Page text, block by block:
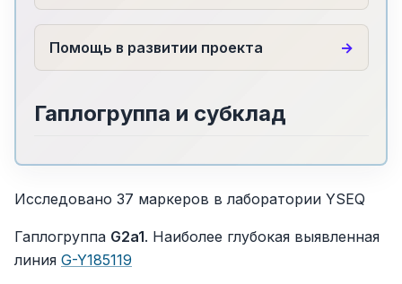
Помощь в развитии проекта
Гаплогруппа и субклад
Исследовано 37 маркеров в лаборатории YSEQ
Гаплогруппа G2a1. Наиболее глубокая выявленная
линия G-Y185119